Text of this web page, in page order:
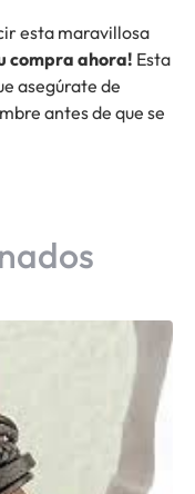
esta maravillosa
compra ahora! Esta
asegúrate de
antes de que se